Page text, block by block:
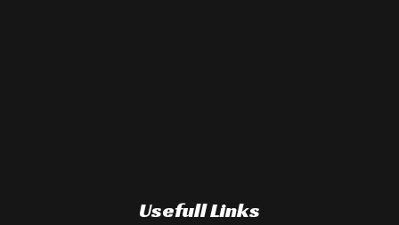
Usefull Links